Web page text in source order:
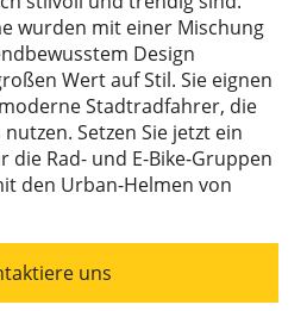
wurden mit einer Mischung
Design
Wert auf Stil. Sie eignen
Stadtradfahrer, die
Setzen Sie jetzt ein
Rad- und E-Bike-Gruppen
den Urban-Helmen von
uns